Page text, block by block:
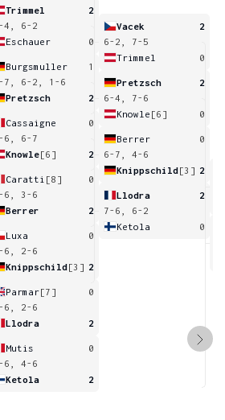
Trimmel
2
4, 6-2
Eschauer
0
Burgsmuller
1
7, 6-2, 1-6
Pretzsch
2
Cassaigne
0
6, 6-7
Knowle[6] 2
Caratti [8]
0
6, 3-6
Berrer
2
Luxa
0
6, 2-6
Knippschild[3] 2
Parmar[7]
0
6, 2-6
Llodra
2
Mutis
0
6, 4-6
Ketola
2
Vacek
2
6-2, 7-5
Trimmel
0
Pretzsch
2
6-4, 7-6
Knowle [6] 0
Berrer
0
6-7, 4-6
Knippschild[3] 2
Llodra
2
7-6, 6-2
Ketola
0